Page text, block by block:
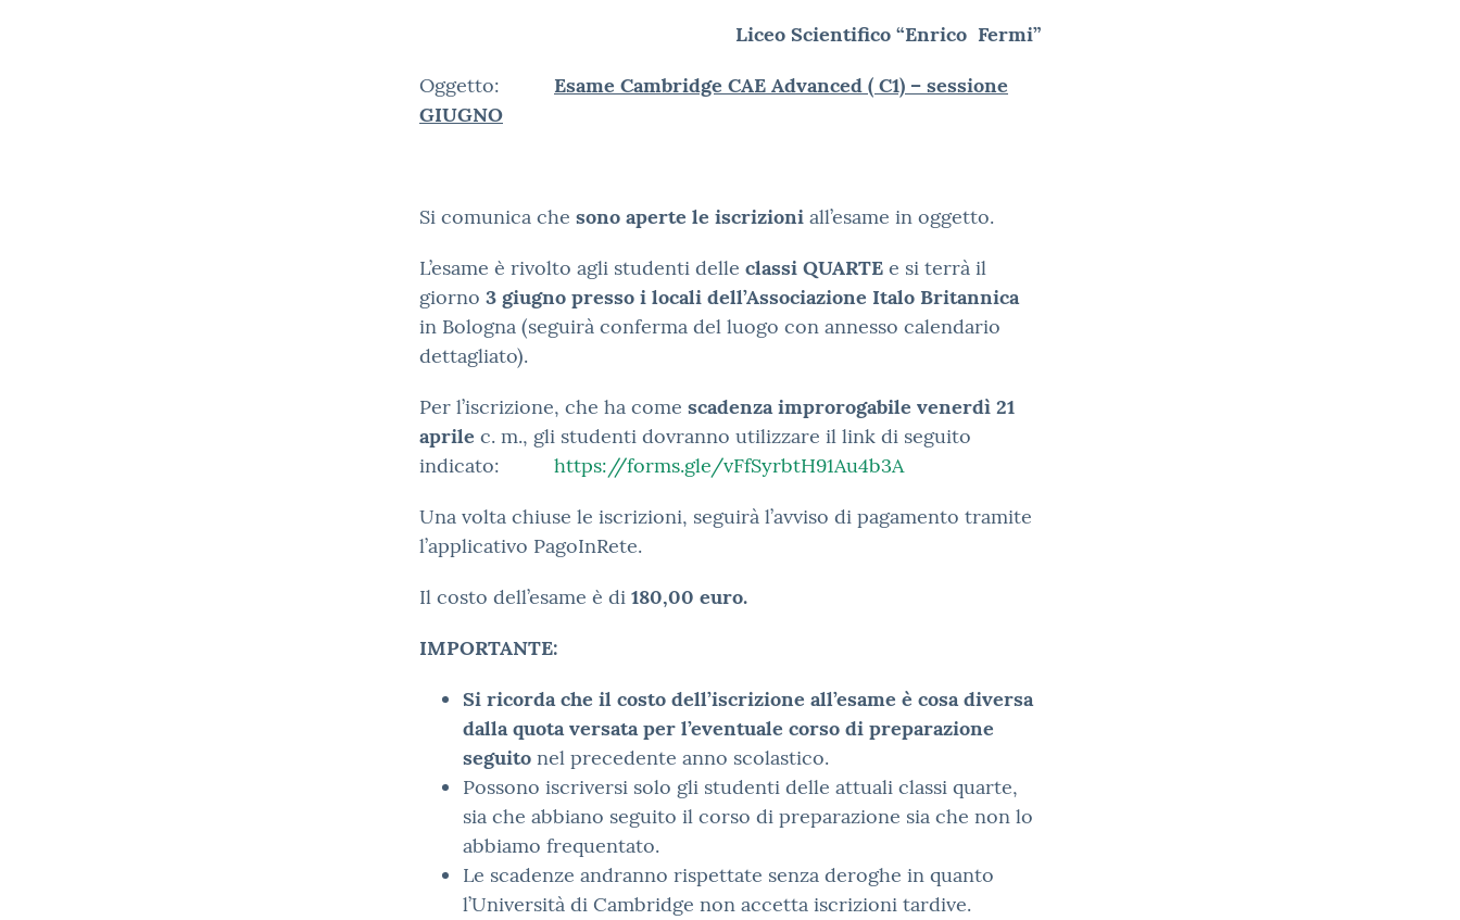
Liceo Scientifico “Enrico Fermi”
Oggetto: Esame Cambridge CAE Advanced ( C1) – sessione
GIUGNO
Si comunica che sono aperte le iscrizioni all’esame in oggetto.
L’esame è rivolto agli studenti delle classi QUARTE e si terrà il
giorno 3 giugno presso i locali dell’Associazione Italo Britannica
in Bologna (seguirà conferma del luogo con annesso calendario
dettagliato).
Per l’iscrizione, che ha come scadenza improrogabile venerdì 21
aprile c. m., gli studenti dovranno utilizzare il link di seguito
indicato: https://forms.gle/vFfSyrbtH91Au4b3A
Una volta chiuse le iscrizioni, seguirà l’avviso di pagamento tramite
l’applicativo PagoInRete.
Il costo dell’esame è di 180,00 euro.
IMPORTANTE:
Si ricorda che il costo dell’iscrizione all’esame è cosa diversa
dalla quota versata per l’eventuale corso di preparazione
seguito nel precedente anno scolastico.
Possono iscriversi solo gli studenti delle attuali classi quarte,
sia che abbiano seguito il corso di preparazione sia che non lo
abbiamo frequentato.
Le scadenze andranno rispettate senza deroghe in quanto
l’Università di Cambridge non accetta iscrizioni tardive.